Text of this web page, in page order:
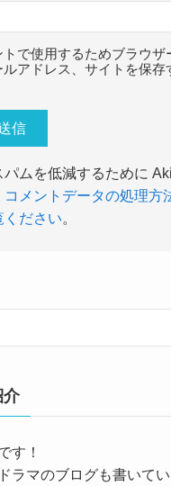
トで使用するためブラウザ
アドレス、サイトを保存
パムを低減するために
コメントデータの処理方
ください
介
す！
ラマのブログも書いて